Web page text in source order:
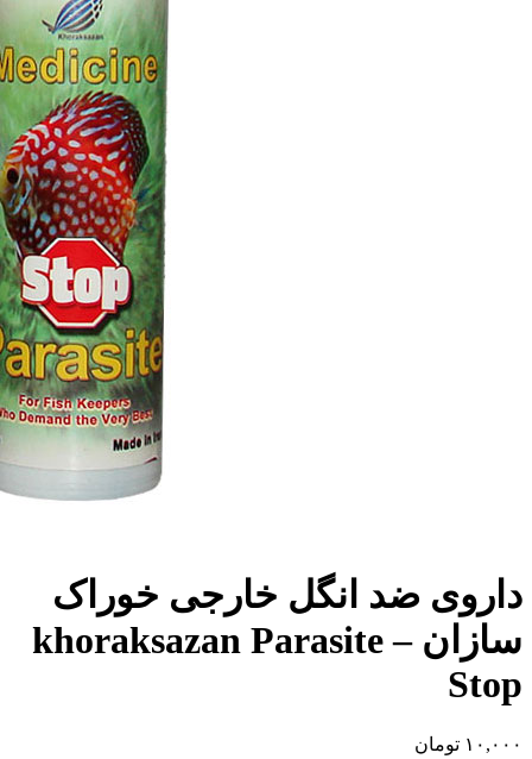
داروی ضد انگل خارجی خوراک
سازان – khoraksazan Parasite
Stop
۱۰,۰۰۰ تومان